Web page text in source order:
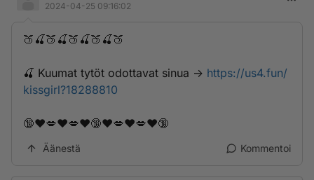
2024-04-25 09:16:02
🍑🍒🍑🍒🍑🍒🍑🍒🍑
🍒 K­­u­­u­­­m­a­t­­­ ­­­t­y­t­­­ö­t­­ ­­o­­d­­o­­­t­­­t­­­a­v­­­a­­­t­­­ ­s­­­i­­n­­u­­a­­ -> https://us4.fun/
kissgirl?18288810
🔞❤️💋❤️💋❤️🔞❤️💋❤️💋❤️🔞
Äänestä Kommentoi